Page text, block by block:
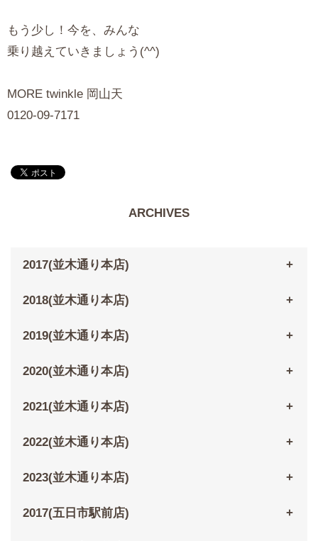
もう少し！今を、みんな
乗り越えていきましょう(^^)
MORE twinkle 岡山天
0120-09-7171
ARCHIVES
2017(並木通り本店)
2018(並木通り本店)
2019(並木通り本店)
2020(並木通り本店)
2021(並木通り本店)
2022(並木通り本店)
2023(並木通り本店)
2017(五日市駅前店)